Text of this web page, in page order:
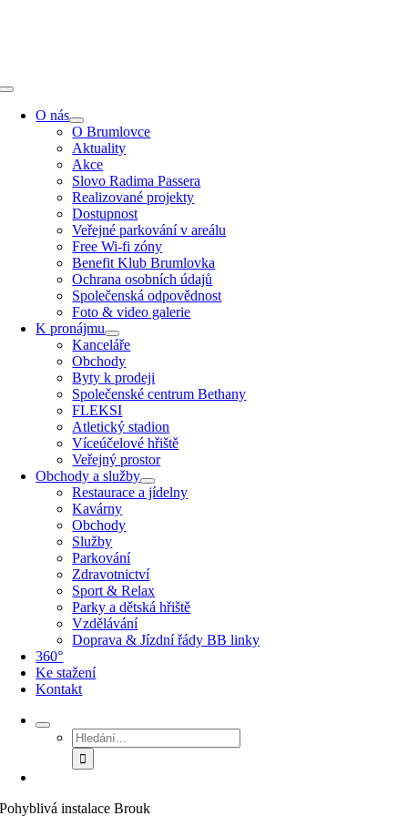
Toggle
Navigation
O nás
O Brumlovce
Aktuality
Akce
Slovo Radima Passera
Realizované projekty
Dostupnost
Veřejné parkování v areálu
Free Wi-fi zóny
Benefit Klub Brumlovka
Ochrana osobních údajů
Společenská odpovědnost
Foto & video galerie
K pronájmu
Kanceláře
Obchody
Byty k prodeji
Společenské centrum Bethany
FLEKSI
Atletický stadion
Víceúčelové hřiště
Veřejný prostor
Obchody a služby
Restaurace a jídelny
Kavárny
Obchody
Služby
Parkování
Zdravotnictví
Sport & Relax
Parky a dětská hřiště
Vzdělávání
Doprava & Jízdní řády BB linky
360°
Ke stažení
Kontakt
Hledat:
Pohyblivá instalace Brouk